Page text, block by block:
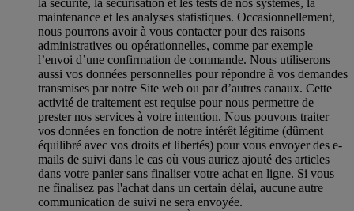
maintenance et les analyses statistiques. Occasionnellement,
nous pourrons avoir à vous contacter pour des raisons
administratives ou opérationnelles, comme par exemple
l’envoi d’une confirmation de commande. Nous utiliserons
aussi vos données personnelles pour répondre à vos demandes
transmises par notre Site web ou par d’autres canaux. Cette
activité de traitement est requise pour nous permettre de
prester nos services à votre intention. Nous pouvons traiter
vos données en fonction de notre intérêt légitime (dûment
équilibré avec vos droits et libertés) pour vous envoyer des e-
mails de suivi dans le cas où vous auriez ajouté des articles
dans votre panier sans finaliser votre achat en ligne. Si vous
ne finalisez pas l'achat dans un certain délai, aucune autre
communication de suivi ne sera envoyée.